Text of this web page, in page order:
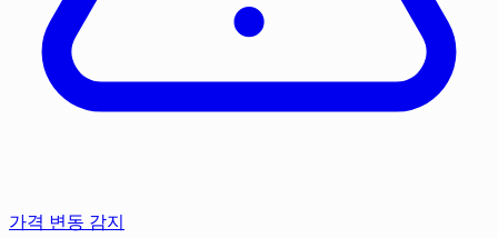
가격 변동 감지